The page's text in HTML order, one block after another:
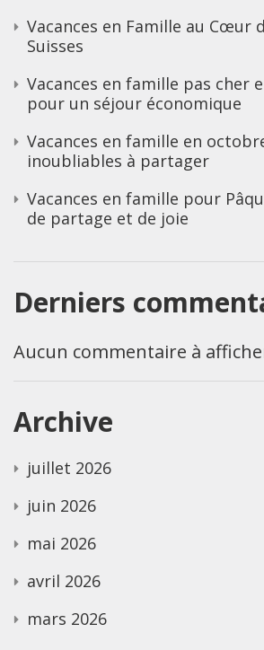
Vacances en Famille au Cœur
Suisses
Vacances en famille pas cher
pour un séjour économique
Vacances en famille en
inoubliables à partager
Vacances en famille pour
de partage et de joie
Derniers
Aucun commentaire à
Archive
juillet 2026
juin 2026
mai 2026
avril 2026
mars 2026